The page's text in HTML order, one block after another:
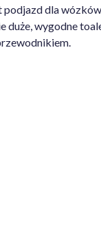
dla
duże, wygodne